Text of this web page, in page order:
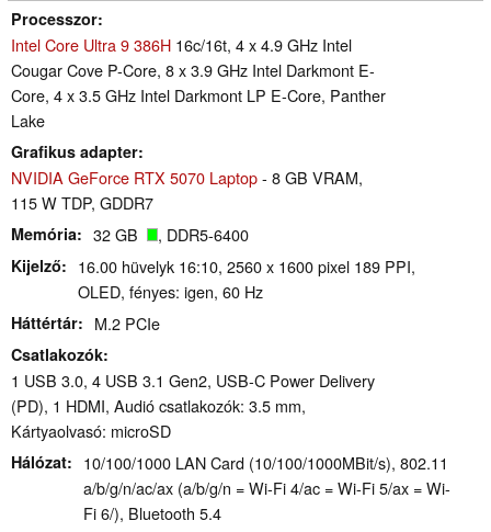
Processzor
Intel Core Ultra 9 386H 16c/16t, 4 x 4.9 GHz Intel
Cougar Cove P-Core, 8 x 3.9 GHz Intel Darkmont E-
Core, 4 x 3.5 GHz Intel Darkmont LP E-Core, Panther
Lake
Grafikus adapter
NVIDIA GeForce RTX 5070 Laptop- 8 GB VRAM,
115 W TDP, GDDR7
Memória 32 GB , DDR5-6400
Kijelző
16.00 hüvelyk 16:10, 2560 x 1600 pixel 189 PPI,
OLED, fényes: igen, 60 Hz
Háttértár M.2 PCIe
Csatlakozók
1 USB 3.0, 4 USB 3.1 Gen2, USB-C Power Delivery
(PD), 1 HDMI, Audió csatlakozók: 3.5 mm,
Kártyaolvasó: microSD
Hálózat
10/100/1000 LAN Card (10/100/1000MBit/s), 802.11
a/b/g/n/ac/ax (a/b/g/n = Wi-Fi 4/ac = Wi-Fi 5/ax = Wi-
Fi 6/), Bluetooth 5.4